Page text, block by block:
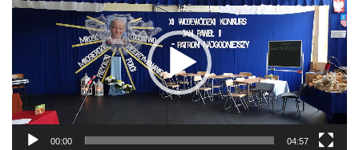
00:00 04:57